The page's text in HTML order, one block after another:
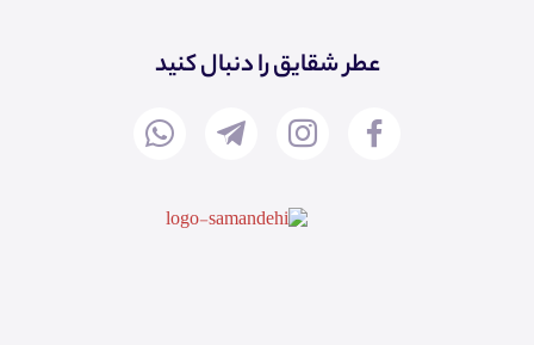
عطر شقایق را دنبال کنید